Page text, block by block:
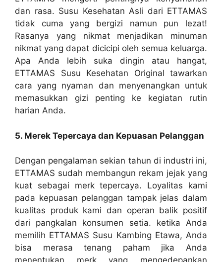
dan rasa. Susu Kesehatan Asli dari ETTAMAS
tidak cuma yang bergizi namun pun lezat!
Rasanya yang nikmat menjadikan minuman
nikmat yang dapat dicicipi oleh semua keluarga.
Apa Anda lebih suka dingin atau hangat,
ETTAMAS Susu Kesehatan Original tawarkan
cara yang nyaman dan menyenangkan untuk
memasukkan gizi penting ke kegiatan rutin
harian Anda.
5. Merek Tepercaya dan Kepuasan Pelanggan
Dengan pengalaman sekian tahun di industri ini,
ETTAMAS sudah membangun rekam jejak yang
kuat sebagai merk tepercaya. Loyalitas kami
pada kepuasan pelanggan tampak jelas dalam
kualitas produk kami dan operan balik positif
dari pangkalan konsumen setia. ketika Anda
memilih ETTAMAS Susu Kambing Etawa, Anda
bisa merasa tenang paham jika Anda
menentukan merk yang mengedepankan